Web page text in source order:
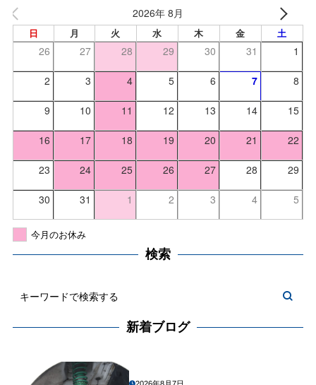
2026年 8月
日 月 火 水 木 金 土
26 27 28 29 30 31 1
2 3 4 5 6 7 8
9 10 11 12 13 14 15
16 17 18 19 20 21 22
23 24 25 26 27 28 29
30 31 1 2 3 4 5
今月のお休み
検索
新着ブログ